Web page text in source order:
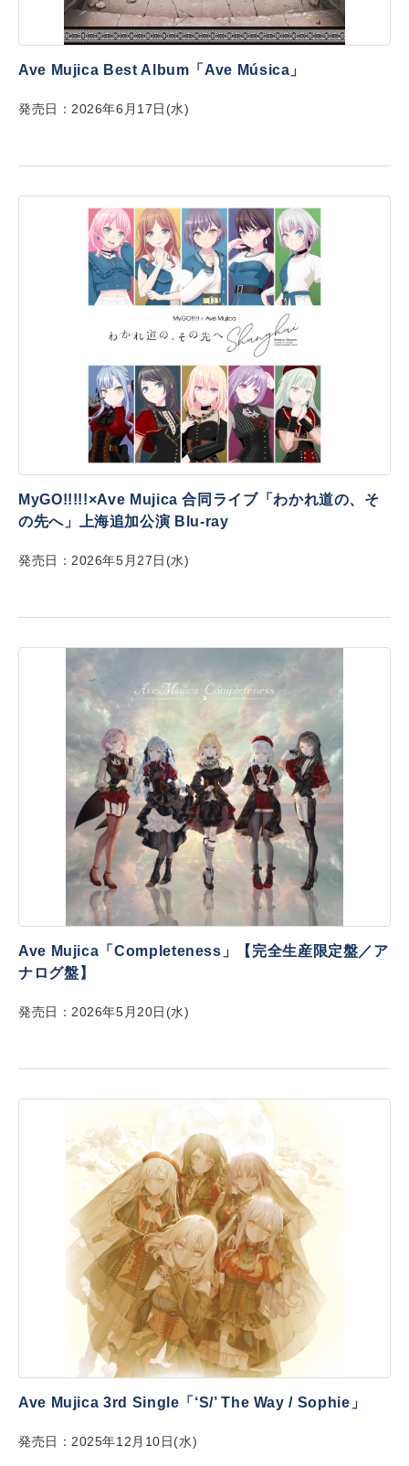
Ave Mujica Best Album「Ave Música」
発売日：2026年6月17日(水)
MyGO!!!!!×Ave Mujica 合同ライブ「わかれ道の、そ
の先へ」上海追加公演 Blu-ray
発売日：2026年5月27日(水)
Ave Mujica「Completeness」【完全生産限定盤／ア
ナログ盤】
発売日：2026年5月20日(水)
Ave Mujica 3rd Single「‘S/’ The Way / Sophie」
発売日：2025年12月10日(水)